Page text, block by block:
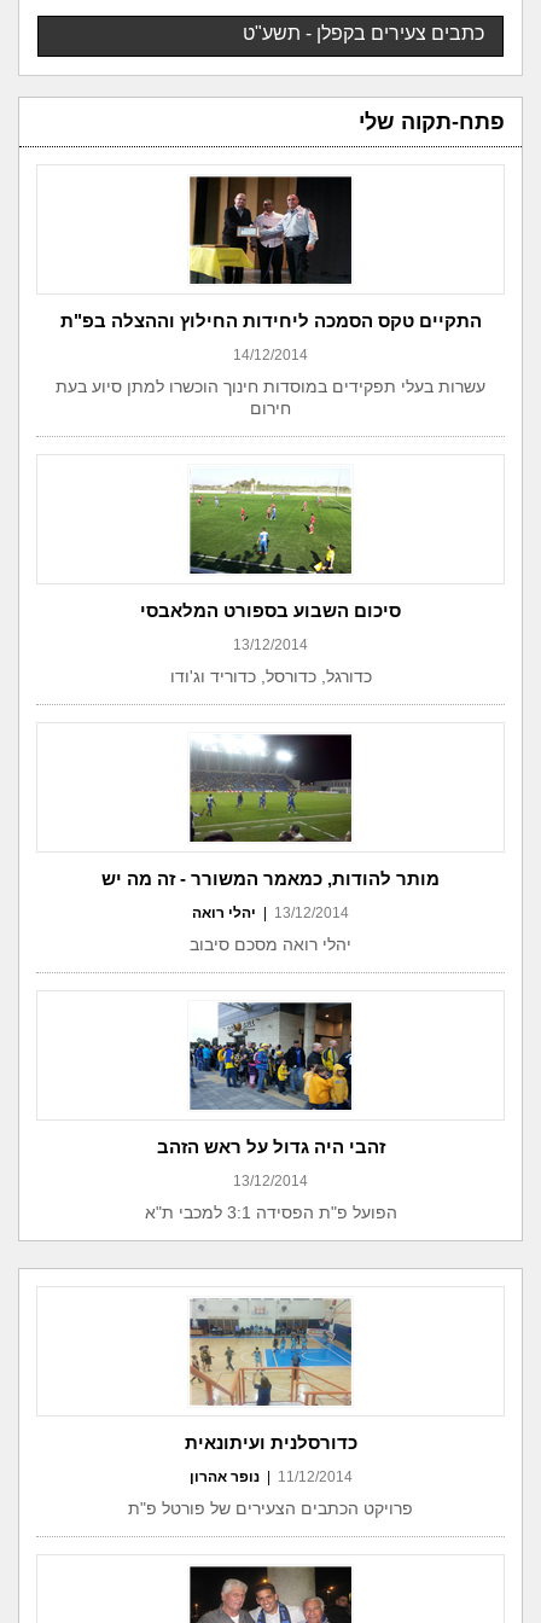
כתבים צעירים בקפלן - תשע"ט
פתח-תקוה שלי
התקיים טקס הסמכה ליחידות החילוץ וההצלה בפ"ת
14/12/2014
עשרות בעלי תפקידים במוסדות חינוך הוכשרו למתן סיוע בעת
חירום
סיכום השבוע בספורט המלאבסי
13/12/2014
כדורגל, כדורסל, כדוריד וג'ודו
מותר להודות, כמאמר המשורר - זה מה יש
13/12/2014 יהלי רואה
יהלי רואה מסכם סיבוב
זהבי היה גדול על ראש הזהב
13/12/2014
הפועל פ"ת הפסידה 3:1 למכבי ת"א
כדורסלנית ועיתונאית
11/12/2014 נופר אהרון
פרויקט הכתבים הצעירים של פורטל פ"ת